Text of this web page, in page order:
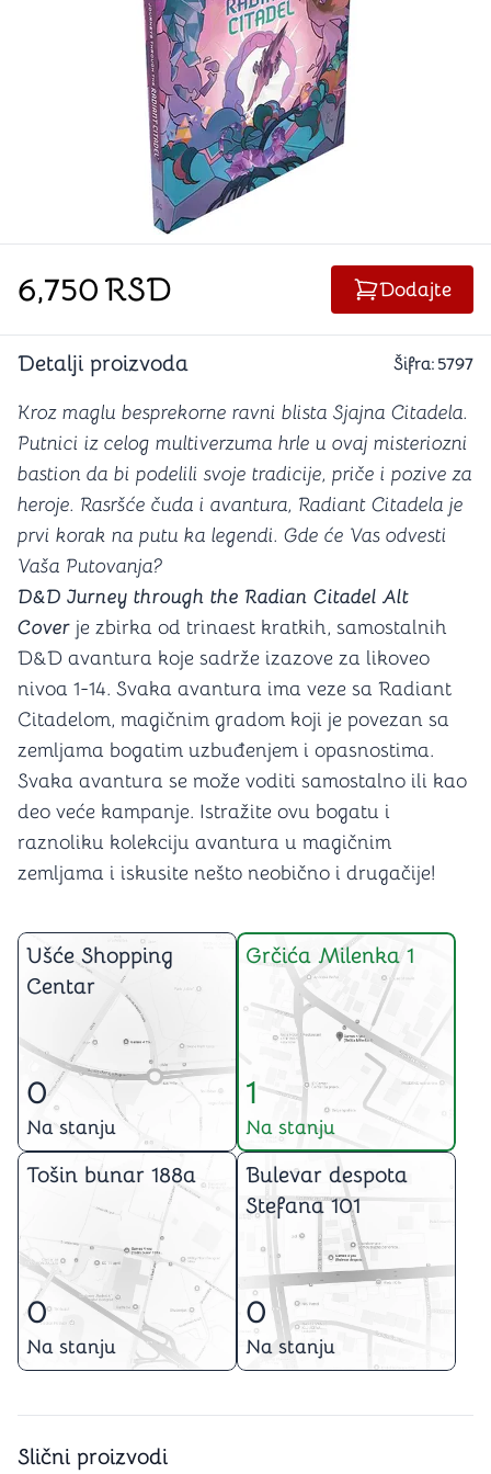
6,750RSD Dodajte
Detalji proizvoda Šifra: 5797
Kroz maglu besprekorne ravni blista Sjajna Citadela.
Putnici iz celog multiverzuma hrle u ovaj misteriozni
bastion da bi podelili svoje tradicije, priče i pozive za
heroje. Rasršće čuda i avantura, Radiant Citadela je
prvi korak na putu ka legendi. Gde će Vas odvesti
Vaša Putovanja?
D&D Jurney through the Radian Citadel Alt
Cover je zbirka od trinaest kratkih, samostalnih
D&D avantura koje sadrže izazove za likoveo
nivoa 1-14. Svaka avantura ima veze sa Radiant
Citadelom, magičnim gradom koji je povezan sa
zemljama bogatim uzbuđenjem i opasnostima.
Svaka avantura se može voditi samostalno ili kao
deo veće kampanje. Istražite ovu bogatu i
raznoliku kolekciju avantura u magičnim
zemljama i iskusite nešto neobično i drugačije!
Ušće Shopping
Centar
0
Na stanju
Grčića Milenka 1
1
Na stanju
Tošin bunar 188a
0
Na stanju
Bulevar despota
Stefana 101
0
Na stanju
Slični proizvodi